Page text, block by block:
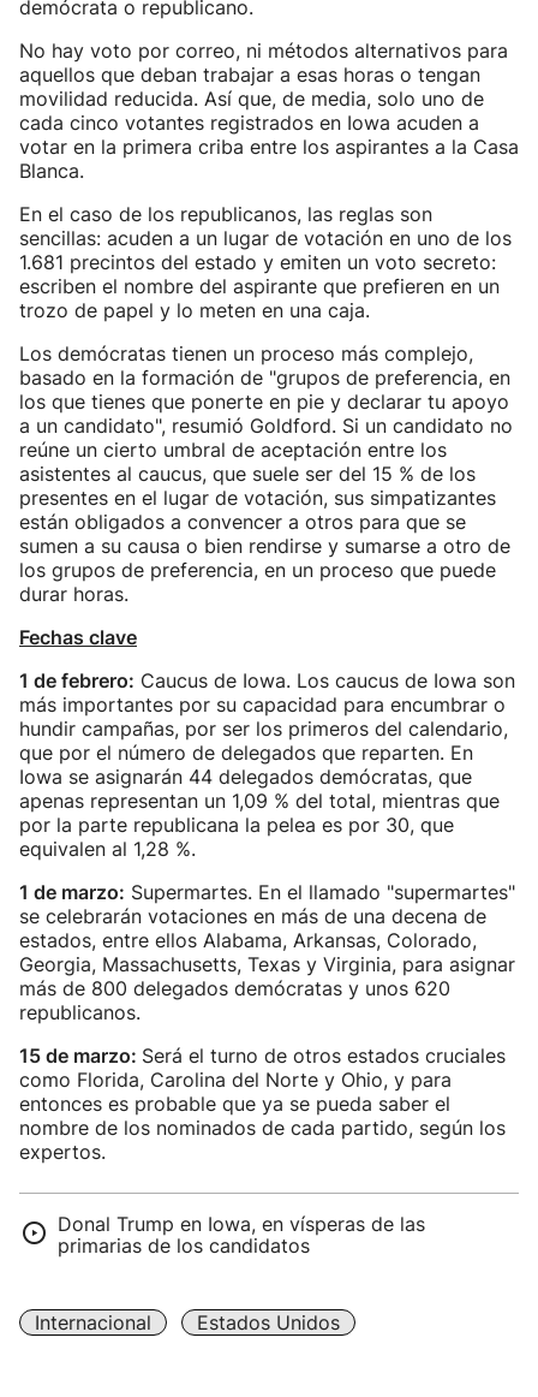
demócrata o republicano.
No hay voto por correo, ni métodos alternativos para
aquellos que deban trabajar a esas horas o tengan
movilidad reducida. Así que, de media, solo uno de
cada cinco votantes registrados en Iowa acuden a
votar en la primera criba entre los aspirantes a la Casa
Blanca.
En el caso de los republicanos, las reglas son
sencillas: acuden a un lugar de votación en uno de los
1.681 precintos del estado y emiten un voto secreto:
escriben el nombre del aspirante que prefieren en un
trozo de papel y lo meten en una caja.
Los demócratas tienen un proceso más complejo,
basado en la formación de "grupos de preferencia, en
los que tienes que ponerte en pie y declarar tu apoyo
a un candidato", resumió Goldford. Si un candidato no
reúne un cierto umbral de aceptación entre los
asistentes al caucus, que suele ser del 15 % de los
presentes en el lugar de votación, sus simpatizantes
están obligados a convencer a otros para que se
sumen a su causa o bien rendirse y sumarse a otro de
los grupos de preferencia, en un proceso que puede
durar horas.
Fechas clave
1 de febrero: Caucus de Iowa. Los caucus de Iowa son
más importantes por su capacidad para encumbrar o
hundir campañas, por ser los primeros del calendario,
que por el número de delegados que reparten. En
Iowa se asignarán 44 delegados demócratas, que
apenas representan un 1,09 % del total, mientras que
por la parte republicana la pelea es por 30, que
equivalen al 1,28 %.
1 de marzo: Supermartes. En el llamado "supermartes"
se celebrarán votaciones en más de una decena de
estados, entre ellos Alabama, Arkansas, Colorado,
Georgia, Massachusetts, Texas y Virginia, para asignar
más de 800 delegados demócratas y unos 620
republicanos.
15 de marzo: Será el turno de otros estados cruciales
como Florida, Carolina del Norte y Ohio, y para
entonces es probable que ya se pueda saber el
nombre de los nominados de cada partido, según los
expertos.
Donal Trump en Iowa, en vísperas de las
primarias de los candidatos
Internacional Estados Unidos